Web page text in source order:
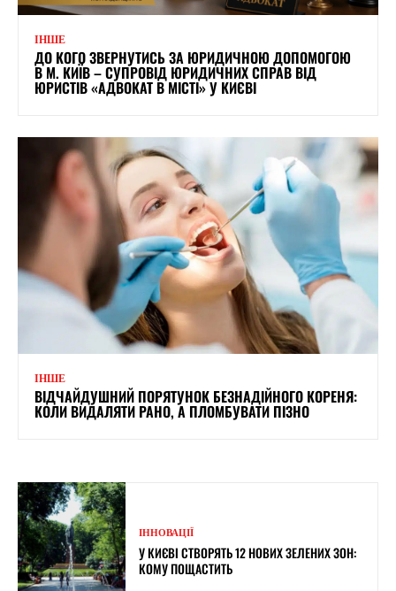
ІНШЕ
ДО КОГО ЗВЕРНУТИСЬ ЗА ЮРИДИЧНОЮ ДОПОМОГОЮ
В М. КИЇВ – СУПРОВІД ЮРИДИЧНИХ СПРАВ ВІД
ЮРИСТІВ «АДВОКАТ В МІСТІ» У КИЄВІ
ІНШЕ
ВІДЧАЙДУШНИЙ ПОРЯТУНОК БЕЗНАДІЙНОГО КОРЕНЯ:
КОЛИ ВИДАЛЯТИ РАНО, А ПЛОМБУВАТИ ПІЗНО
ІННОВАЦІЇ
У КИЄВІ СТВОРЯТЬ 12 НОВИХ ЗЕЛЕНИХ ЗОН:
КОМУ ПОЩАСТИТЬ